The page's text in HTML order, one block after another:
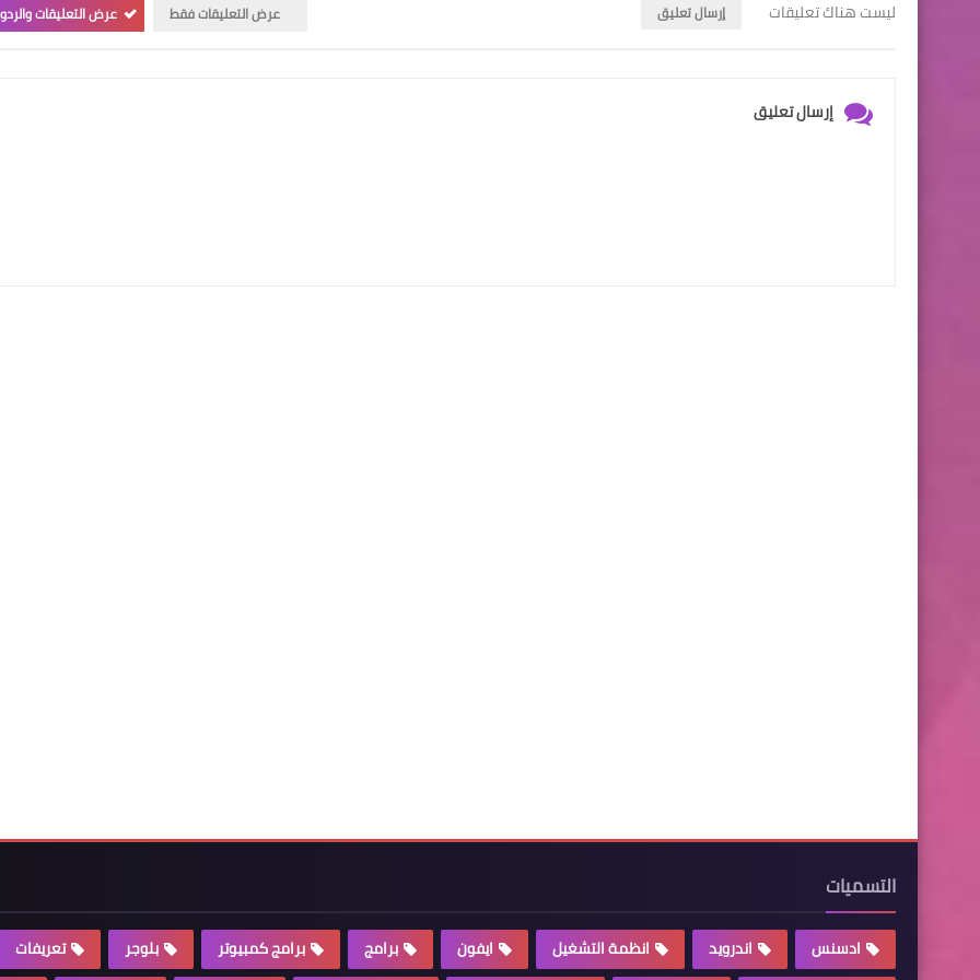
ليست هناك تعليقات إرسال تعليق عرض التعليقات فقط عرض التعليقات
إرسال تعليق
التسميات
ادسنس اندرويد انظمة التشغيل ايفون برامج برامج كمبيوتر بلوجر تعريفات